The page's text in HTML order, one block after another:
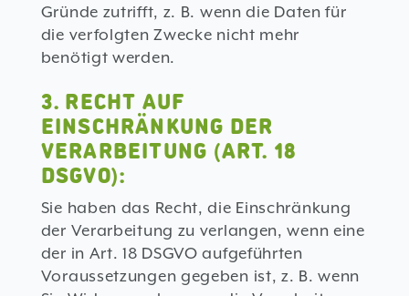
Gründe zutrifft, z. B. wenn die Daten für
die verfolgten Zwecke nicht mehr
benötigt werden.
3. RECHT AUF
EINSCHRÄNKUNG DER
VERARBEITUNG (ART. 18
DSGVO):
Sie haben das Recht, die Einschränkung
der Verarbeitung zu verlangen, wenn eine
der in Art. 18 DSGVO aufgeführten
Voraussetzungen gegeben ist, z. B. wenn